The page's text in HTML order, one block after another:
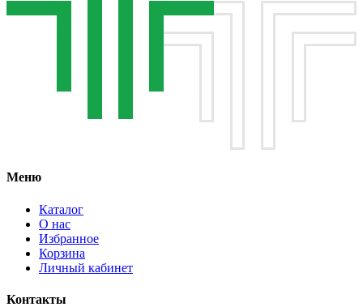
Меню
Каталог
О нас
Избранное
Корзина
Личный кабинет
Контакты